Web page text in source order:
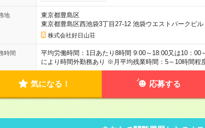
地
東京都豊島区
東京都豊島区西池袋3丁目27-12 池袋ウエストパークビ
株式会社好日山荘
時間
平均労働時間：1日あたり8時間 9:00～18:00又は10：
により時間外勤務あり ※月平均残業時間：5～10時間程
気になる！ 応募する